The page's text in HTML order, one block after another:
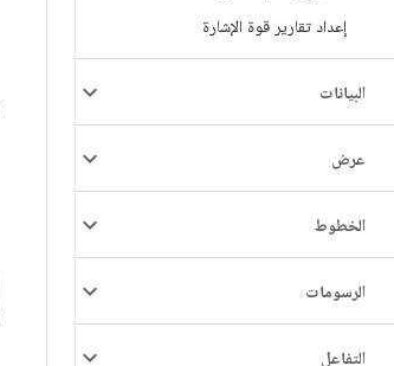
إعداد تقارير قوة الإشارة
البيانات
عرض
الخطوط
الرسومات
التفاعل